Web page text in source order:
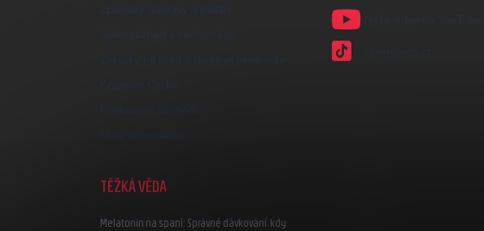
Způsoby dopravy a platby
Velkoobchod a spolupráce
Zakázky na míru a dárkové předměty
Kreativní Česko
Naše videa na YouTube
@earplugs.cz
TĚŽKÁ VĚDA
Melatonin na spaní: Správné dávkování, kdy